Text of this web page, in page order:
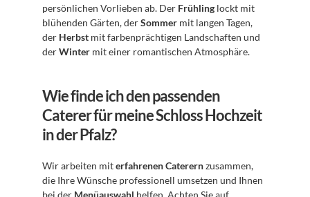
persönlichen Vorlieben ab. Der Frühling lockt mit
blühenden Gärten, der Sommer mit langen Tagen,
der Herbst mit farbenprächtigen Landschaften und
der Winter mit einer romantischen Atmosphäre.
Wie finde ich den passenden
Caterer für meine Schloss Hochzeit
in der Pfalz?
Wir arbeiten mit erfahrenen Caterern zusammen,
die Ihre Wünsche professionell umsetzen und Ihnen
bei der Menüauswahl